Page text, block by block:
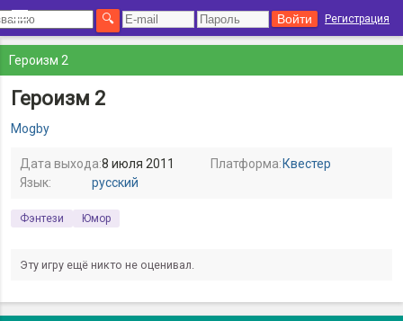
Регистрация
Героизм 2
Героизм 2
Mogby
Дата выхода:8 июля 2011 Платформа:Квестер
Язык:
русский
Фэнтези Юмор
Эту игру ещё никто не оценивал.